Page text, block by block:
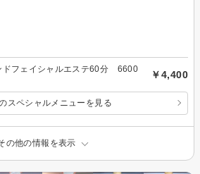
ドフェイシャルエステ60分 6600
￥4,400
スペシャルメニューを見る
の他の情報を表示